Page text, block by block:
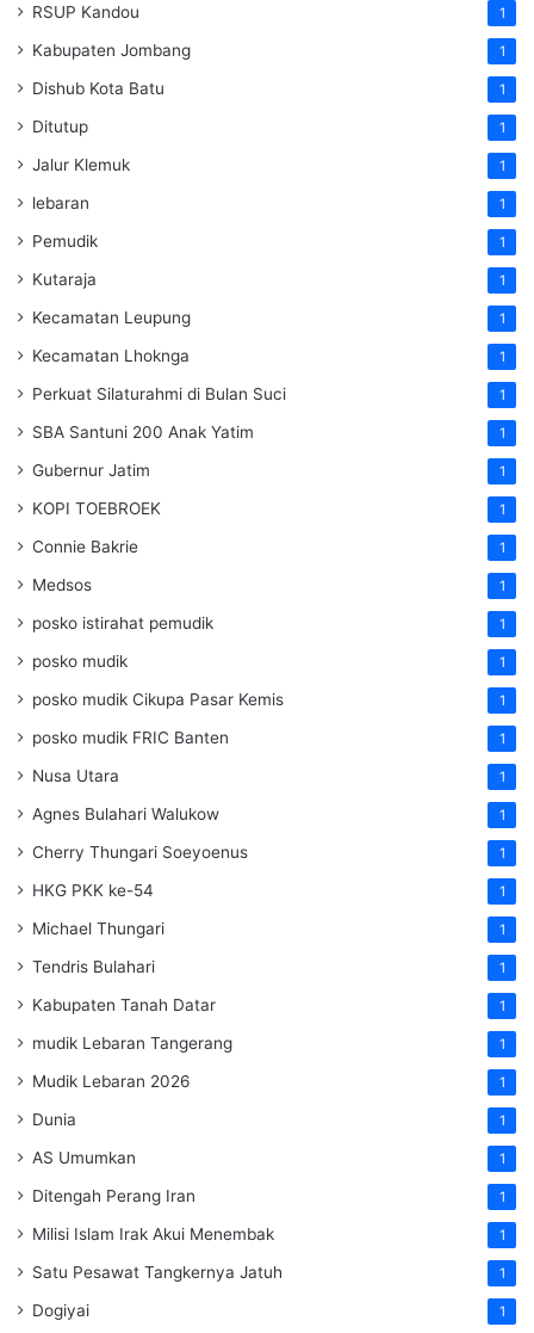
RSUP Kandou 1
Kabupaten Jombang 1
Dishub Kota Batu 1
Ditutup 1
Jalur Klemuk 1
lebaran 1
Pemudik 1
Kutaraja 1
Kecamatan Leupung 1
Kecamatan Lhoknga 1
Perkuat Silaturahmi di Bulan Suci 1
SBA Santuni 200 Anak Yatim 1
Gubernur Jatim 1
KOPI TOEBROEK 1
Connie Bakrie 1
Medsos 1
posko istirahat pemudik 1
posko mudik 1
posko mudik Cikupa Pasar Kemis 1
posko mudik FRIC Banten 1
Nusa Utara 1
Agnes Bulahari Walukow 1
Cherry Thungari Soeyoenus 1
HKG PKK ke-54 1
Michael Thungari 1
Tendris Bulahari 1
Kabupaten Tanah Datar 1
mudik Lebaran Tangerang 1
Mudik Lebaran 2026 1
Dunia 1
AS Umumkan 1
Ditengah Perang Iran 1
Milisi Islam Irak Akui Menembak 1
Satu Pesawat Tangkernya Jatuh 1
Dogiyai 1